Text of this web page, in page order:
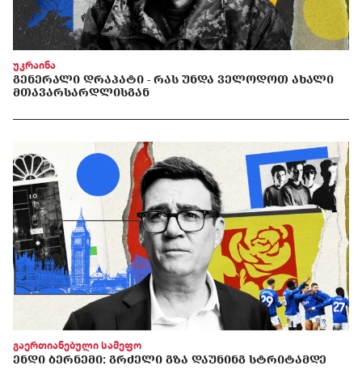
უკრაინა
ᲒᲔᲜᲔᲠᲐᲚᲘ ᲓᲠᲐᲞᲐᲢᲘ - ᲠᲐᲡ ᲣᲜᲓᲐ ᲕᲔᲚᲝᲓᲝᲗ ᲐᲮᲐᲚᲘ
ᲛᲗᲐᲕᲐᲠᲡᲐᲠᲓᲚᲘᲡᲒᲐᲜ
გაერთიანებული სამეფო
ᲔᲜᲓᲘ ᲑᲔᲠᲜᲔᲛᲘ: ᲒᲠᲫᲔᲚᲘ ᲒᲖᲐ ᲓᲐᲣᲜᲘᲜᲒ ᲡᲢᲠᲘᲢᲐᲛᲓᲔ